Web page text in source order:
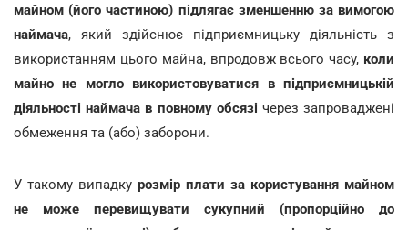
майном (його частиною) підлягає зменшенню за вимогою
наймача, який здійснює підприємницьку діяльність з
використанням цього майна, впродовж всього часу, коли
майно не могло використовуватися в підприємницькій
діяльності наймача в повному обсязі через запроваджені
обмеження та (або) заборони.
У такому випадку розмір плати за користування майном
не може перевищувати сукупний (пропорційно до